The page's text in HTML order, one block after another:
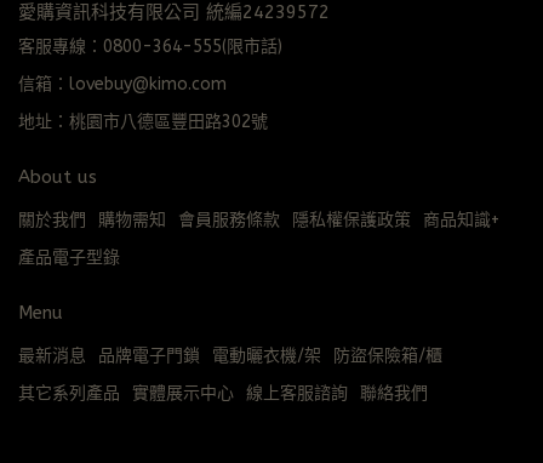
愛購資訊科技有限公司 統編24239572
客服專線：0800-364-555(限市話)
信箱：lovebuy@kimo.com
地址：桃園市八德區豐田路302號
About us
關於我們 購物需知 會員服務條款 隱私權保護政策
商品知識+
產品電子型錄
Menu
最新消息 品牌電子門鎖 電動曬衣機/架
防盜保險箱/櫃
其它系列產品
實體展示中心 線上客服諮詢 聯絡我們